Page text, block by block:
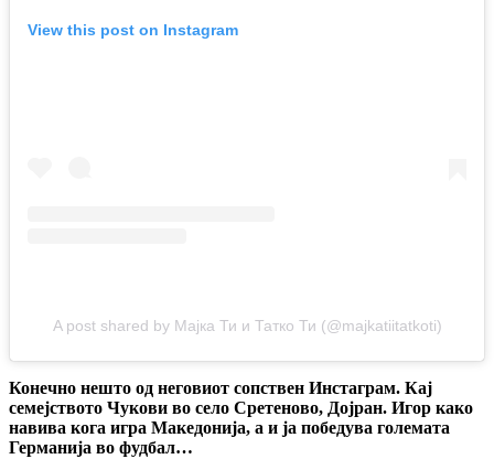
View this post on Instagram
A post shared by Мајка Ти и Татко Ти (@majkatiitatkoti)
Конечно нешто од неговиот сопствен Инстаграм. Кај
семејството Чукови во село Сретеново, Дојран. Игор како
навива кога игра Македонија, а и ја победува големата
Германија во фудбал…